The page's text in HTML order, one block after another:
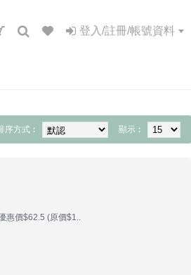
登入/註冊/帳號資料
顯示︰
序方式︰
惠價$62.5 (原價$1..